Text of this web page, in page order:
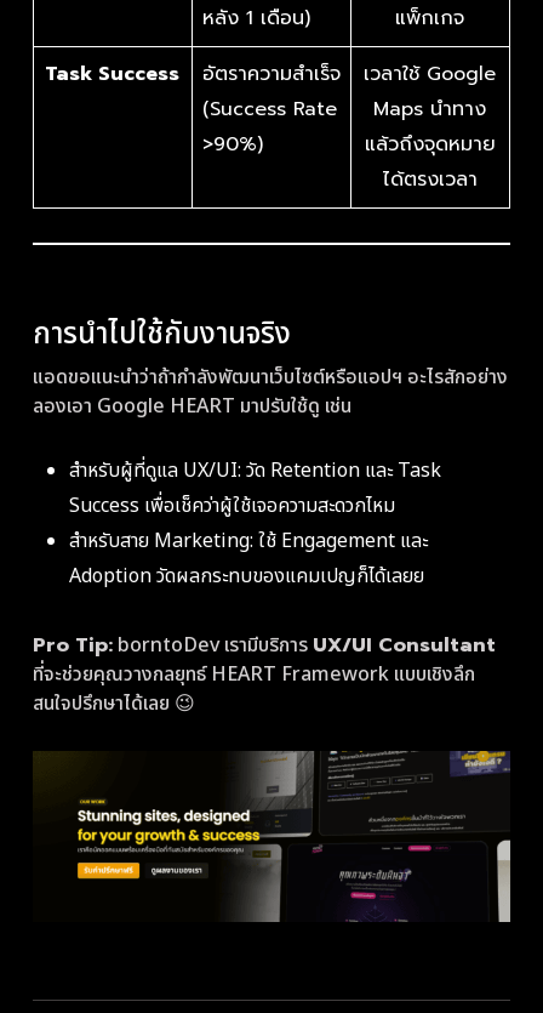
หลัง 1 เดือน)
แพ็กเกจ
Task Success
อัตราความสำเร็จ
(Success Rate
>90%)
เวลาใช้ Google
Maps นำทาง
แล้วถึงจุดหมาย
ได้ตรงเวลา
การนำไปใช้กับงานจริง
แอดขอแนะนำว่าถ้ากำลังพัฒนาเว็บไซต์หรือแอปฯ อะไรสักอย่าง
ลองเอา Google HEART มาปรับใช้ดู เช่น
สำหรับผู้ที่ดูแล UX/UI: วัด Retention และ Task
Success เพื่อเช็คว่าผู้ใช้เจอความสะดวกไหม
สำหรับสาย Marketing: ใช้ Engagement และ
Adoption วัดผลกระทบของแคมเปญก็ได้เลยย
Pro Tip:borntoDev เรามีบริการ UX/UI Consultant
ที่จะช่วยคุณวางกลยุทธ์ HEART Framework แบบเชิงลึก
สนใจปรึกษาได้เลย 😉